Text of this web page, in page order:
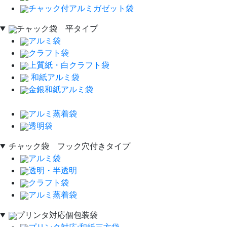
チャック付アルミガゼット袋
チャック袋 平タイプ
アルミ袋
クラフト袋
上質紙・白クラフト袋
和紙アルミ袋
金銀和紙アルミ袋
アルミ蒸着袋
透明袋
チャック袋 フック穴付きタイプ
アルミ袋
透明・半透明
クラフト袋
アルミ蒸着袋
プリンタ対応個包装袋